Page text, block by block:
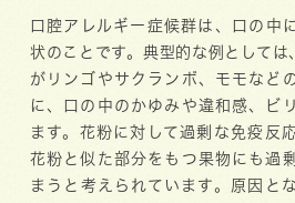
口腔アレルギー症候群は、口の中
状のことです。典型的な例としては
がリンゴやサクランボ、モモなど
に、口の中のかゆみや違和感、ビ
ます。花粉に対して過剰な免疫反
花粉と似た部分をもつ果物にも過
まうと考えられています。原因と